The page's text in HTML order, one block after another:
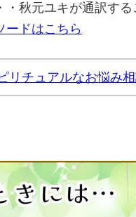
秋元ユキが通訳する
ードはこちら
リチュアルなお悩み